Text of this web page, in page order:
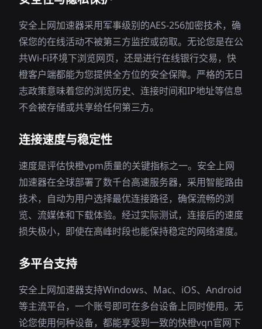
安全上网加速器采用军事级别的AES-256加密技术，确
保您的在线活动不被第三方监控或窃取。无论您是在公
共Wi-Fi环境下浏览网页，还是进行在线银行交易，快
橙客户端都能为您提供全方位的安全保障。严格的无日
志政策意味着您的浏览历史、连接时间和IP地址等信息
不会被存储或共享给任何第三方。
连接速度与稳定性
速度是评估快橙vpm质量的关键指标之一。安全上网
加速器在全球部署了数千台高速服务器，采用智能路由
技术，自动为用户选择最优连接路径，确保流畅的浏
览、流媒体和下载体验。经过实际测试，连接后的速度
损失极小，即使在高峰时段也能保持稳定的网络速度。
多平台支持
安全上网加速器支持Windows、Mac、iOS、Android
等主流平台，一个账号即可在多台设备上同时使用。无
论您使用何种设备，都能享受到一致的快橙vqn官网下